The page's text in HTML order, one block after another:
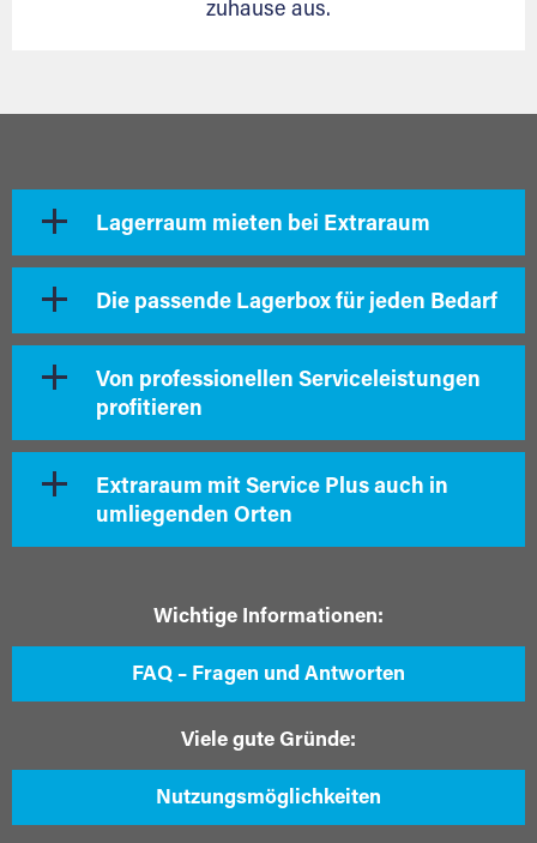
zuhause aus.
Lagerraum mieten bei Extraraum
Die passende Lagerbox für jeden Bedarf
Von professionellen Serviceleistungen
profitieren
Extraraum mit Service Plus auch in
umliegenden Orten
Wichtige Informationen:
FAQ – Fragen und Antworten
Viele gute Gründe:
Nutzungsmöglichkeiten